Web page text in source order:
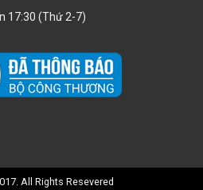
17:30 (Thứ 2-7)
All Rights Resevered